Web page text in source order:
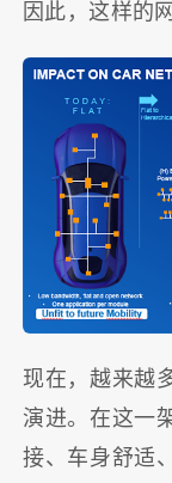
因此，这样的
现在，越来越
演进。在这一
接、车身舒适